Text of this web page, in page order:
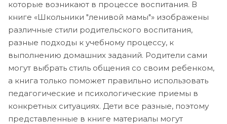
которые возникают в процессе воспитания. В
книге «Школьники "ленивой мамы"» изображены
различные стили родительского воспитания,
разные подходы к учебному процессу, к
выполнению домашних заданий. Родители сами
могут выбрать стиль общения со своим ребенком,
а книга только поможет правильно использовать
педагогические и психологические приемы в
конкретных ситуациях. Дети все разные, поэтому
представленные в книге материалы могут